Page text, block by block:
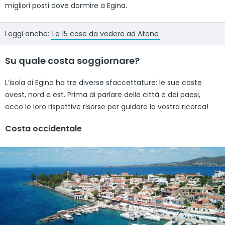
migliori posti dove dormire a Egina.
Leggi anche: Le 15 cose da vedere ad Atene
Su quale costa soggiornare?
L’isola di Egina ha tre diverse sfaccettature: le sue coste
ovest, nord e est. Prima di parlare delle città e dei paesi,
ecco le loro rispettive risorse per guidare la vostra ricerca!
Costa occidentale